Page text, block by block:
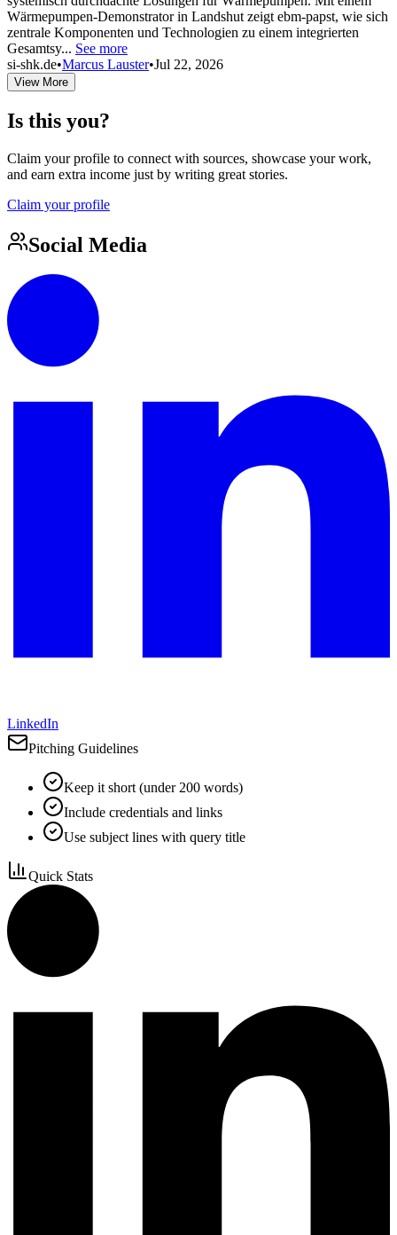
Wärmepumpen‑Demonstrator in Landshut zeigt ebm‑papst, wie sich
zentrale Komponenten und Technologien zu einem integrierten
Gesamtsy... See more
si-shk.de•Marcus Lauster•Jul 22, 2026
View More
Is this you?
Claim your profile to connect with sources, showcase your work,
and earn extra income just by writing great stories.
Claim your profile
Social Media
LinkedIn
Pitching Guidelines
Keep it short (under 200 words)
Include credentials and links
Use subject lines with query title
Quick Stats